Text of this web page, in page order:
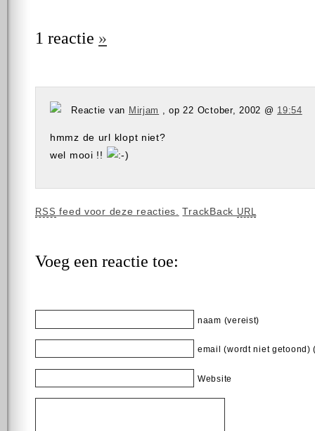
1 reactie »
Reactie van Mirjam , op 22 October, 2002 @ 19:54
hmmz de url klopt niet?
wel mooi !!
RSS feed voor deze reacties. TrackBack URL
Voeg een reactie toe:
naam (vereist)
email (wordt niet getoond)
Website